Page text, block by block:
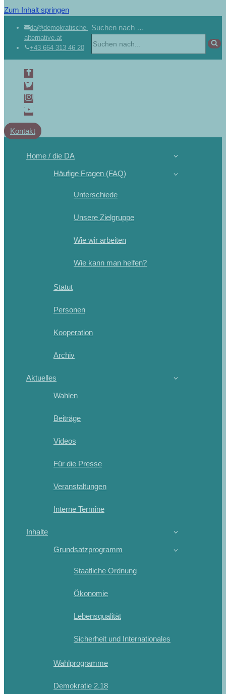
Zum Inhalt springen
da@demokratische-
alternative.at
+43 664 313 46 20
Suchen nach …
Kontakt
Home / die DA
Häufige Fragen (FAQ)
Unterschiede
Unsere Zielgruppe
Wie wir arbeiten
Wie kann man helfen?
Statut
Personen
Kooperation
Archiv
Aktuelles
Wahlen
Beiträge
Videos
Für die Presse
Veranstaltungen
Interne Termine
Inhalte
Grundsatzprogramm
Staatliche Ordnung
Ökonomie
Lebensqualität
Sicherheit und Internationales
Wahlprogramme
Demokratie 2.18